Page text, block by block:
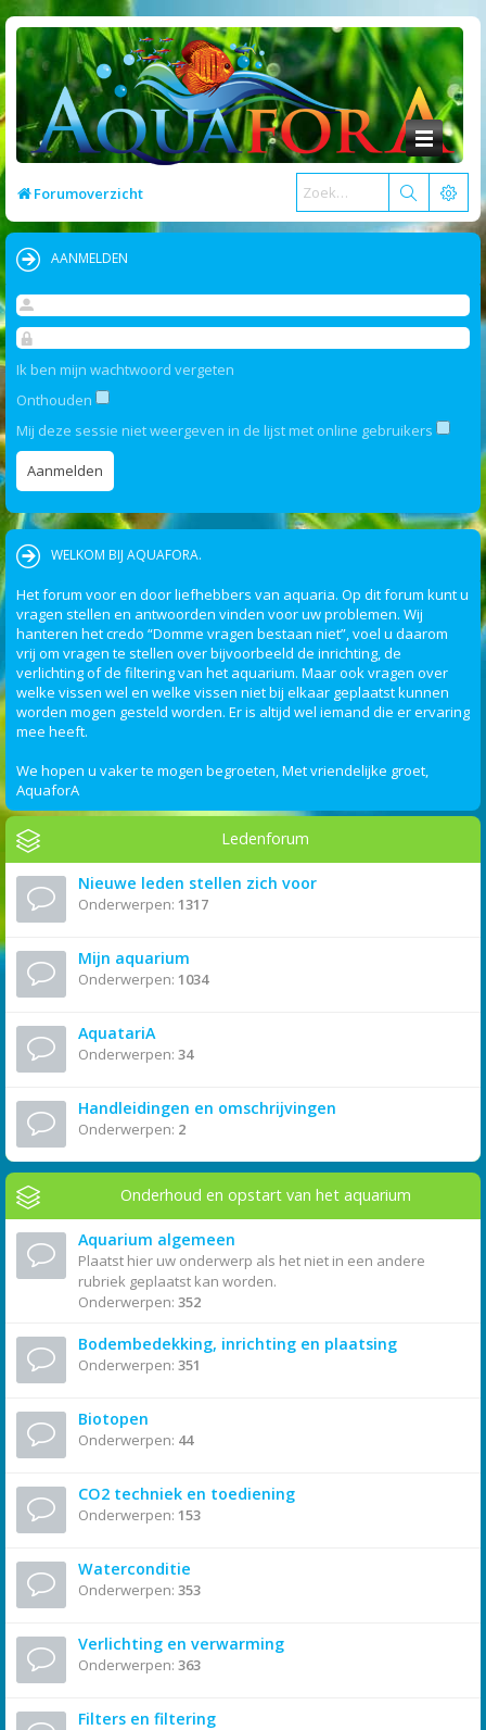
Forumoverzicht
AANMELDEN
Ik ben mijn wachtwoord vergeten
Onthouden
Mij deze sessie niet weergeven in de lijst met online gebruikers
WELKOM BIJ AQUAFORA.
Het forum voor en door liefhebbers van aquaria. Op dit forum kunt u
vragen stellen en antwoorden vinden voor uw problemen. Wij
hanteren het credo “Domme vragen bestaan niet”, voel u daarom
vrij om vragen te stellen over bijvoorbeeld de inrichting, de
verlichting of de filtering van het aquarium. Maar ook vragen over
welke vissen wel en welke vissen niet bij elkaar geplaatst kunnen
worden mogen gesteld worden. Er is altijd wel iemand die er ervaring
mee heeft.
We hopen u vaker te mogen begroeten, Met vriendelijke groet,
AquaforA
Ledenforum
Nieuwe leden stellen zich voor
Onderwerpen: 1317
Mijn aquarium
Onderwerpen: 1034
AquatariA
Onderwerpen: 34
Handleidingen en omschrijvingen
Onderwerpen: 2
Onderhoud en opstart van het aquarium
Aquarium algemeen
Plaatst hier uw onderwerp als het niet in een andere
rubriek geplaatst kan worden.
Onderwerpen: 352
Bodembedekking, inrichting en plaatsing
Onderwerpen: 351
Biotopen
Onderwerpen: 44
CO2 techniek en toediening
Onderwerpen: 153
Waterconditie
Onderwerpen: 353
Verlichting en verwarming
Onderwerpen: 363
Filters en filtering